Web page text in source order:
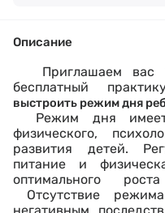
Описание
Приглашаем вас
бесплатный
выстроить режим дня
Режим дня
физического,
развития детей.
питание и
оптимального
Отсутствие